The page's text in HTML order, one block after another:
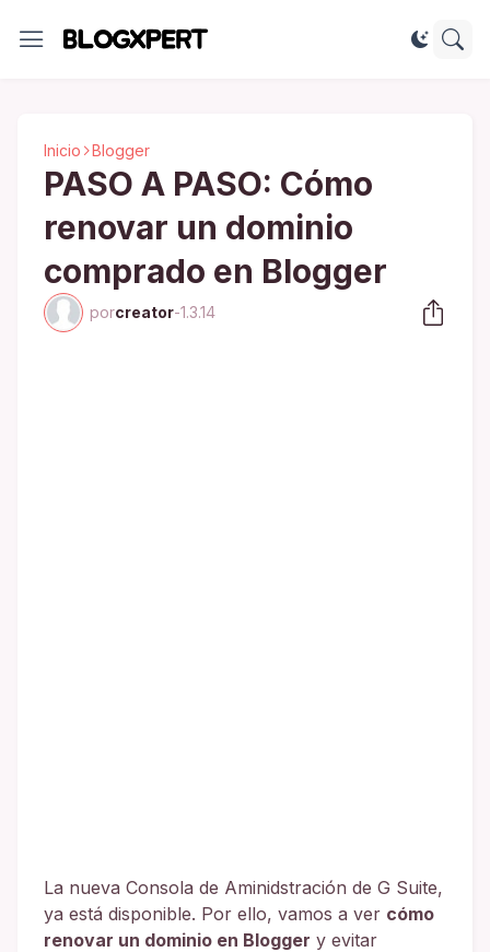
Inicio Blogger
PASO A PASO: Cómo
renovar un dominio
comprado en Blogger
porcreator-1.3.14
La nueva Consola de Aminidstración de G Suite,
ya está disponible. Por ello, vamos a ver cómo
renovar un dominio en Blogger y evitar